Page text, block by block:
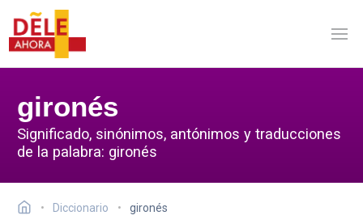
gironés
Significado, sinónimos, antónimos y traducciones
de la palabra: gironés
Diccionario gironés